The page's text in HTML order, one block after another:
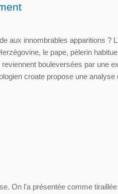
aux innombrables apparitions ?
le pape, pèlerin
bouleversées par une
croate propose une
On l'a présentée comme